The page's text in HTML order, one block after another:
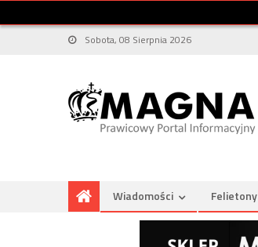
Sobota, 08 Sierpnia 2026
Wiadomości Felietony